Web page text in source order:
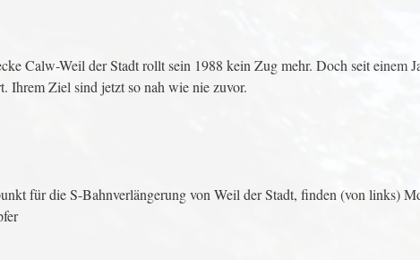
Calw-Weil der Stadt rollt sein 1988 kein Zug mehr. Doch seit einem
Ihrem Ziel sind jetzt so nah wie nie zuvor.
für die S-Bahnverlängerung von Weil der Stadt, finden (von links)